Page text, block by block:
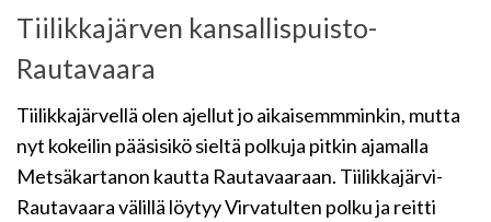
Tiilikkajärven kansallispuisto-
Rautavaara
Tiilikkajärvellä olen ajellut jo aikaisemmminkin, mutta
nyt kokeilin pääsisikö sieltä polkuja pitkin ajamalla
Metsäkartanon kautta Rautavaaraan. Tiilikkajärvi-
Rautavaara välillä löytyy Virvatulten polku ja reitti